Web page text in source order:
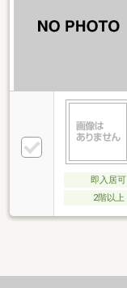
即入居可
2階以上